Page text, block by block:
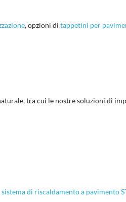
, opzioni di tappetini per
tra cui le nostre soluzioni di
sistema di riscaldamento a pavimento